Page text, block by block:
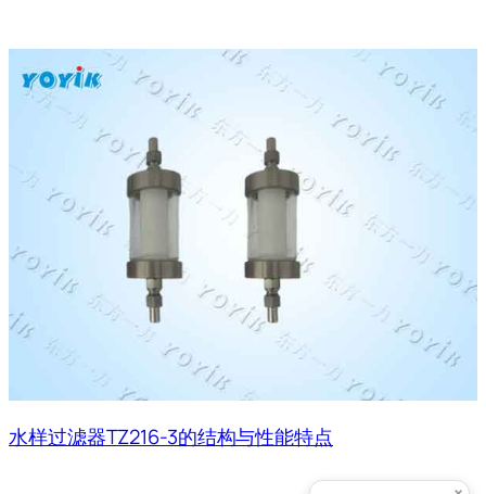
水样过滤器TZ216-3的结构与性能特点